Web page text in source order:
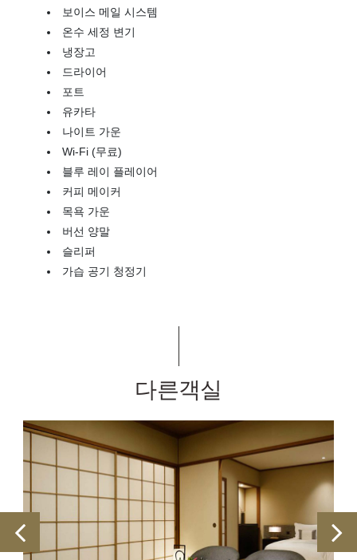
보이스 메일 시스템
온수 세정 변기
냉장고
드라이어
포트
유카타
나이트 가운
Wi-Fi (무료)
블루 레이 플레이어
커피 메이커
목욕 가운
버선 양말
슬리퍼
가습 공기 청정기
다른객실